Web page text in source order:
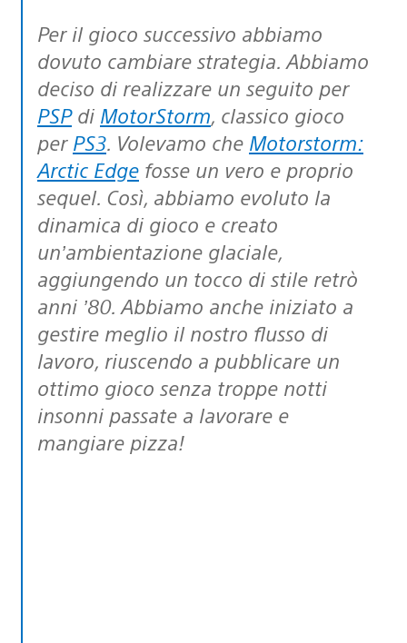
Per il gioco successivo abbiamo
dovuto cambiare strategia. Abbiamo
deciso di realizzare un seguito per
PSPdi MotorStorm, classico gioco
per PS3. Volevamo che Motorstorm:
Arctic Edge fosse un vero e proprio
sequel. Così, abbiamo evoluto la
dinamica di gioco e creato
un’ambientazione glaciale,
aggiungendo un tocco di stile retrò
anni ’80. Abbiamo anche iniziato a
gestire meglio il nostro flusso di
lavoro, riuscendo a pubblicare un
ottimo gioco senza troppe notti
insonni passate a lavorare e
mangiare pizza!